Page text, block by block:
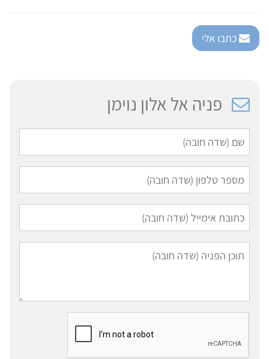
כתבו אלי
פניה אל אלון נוימן